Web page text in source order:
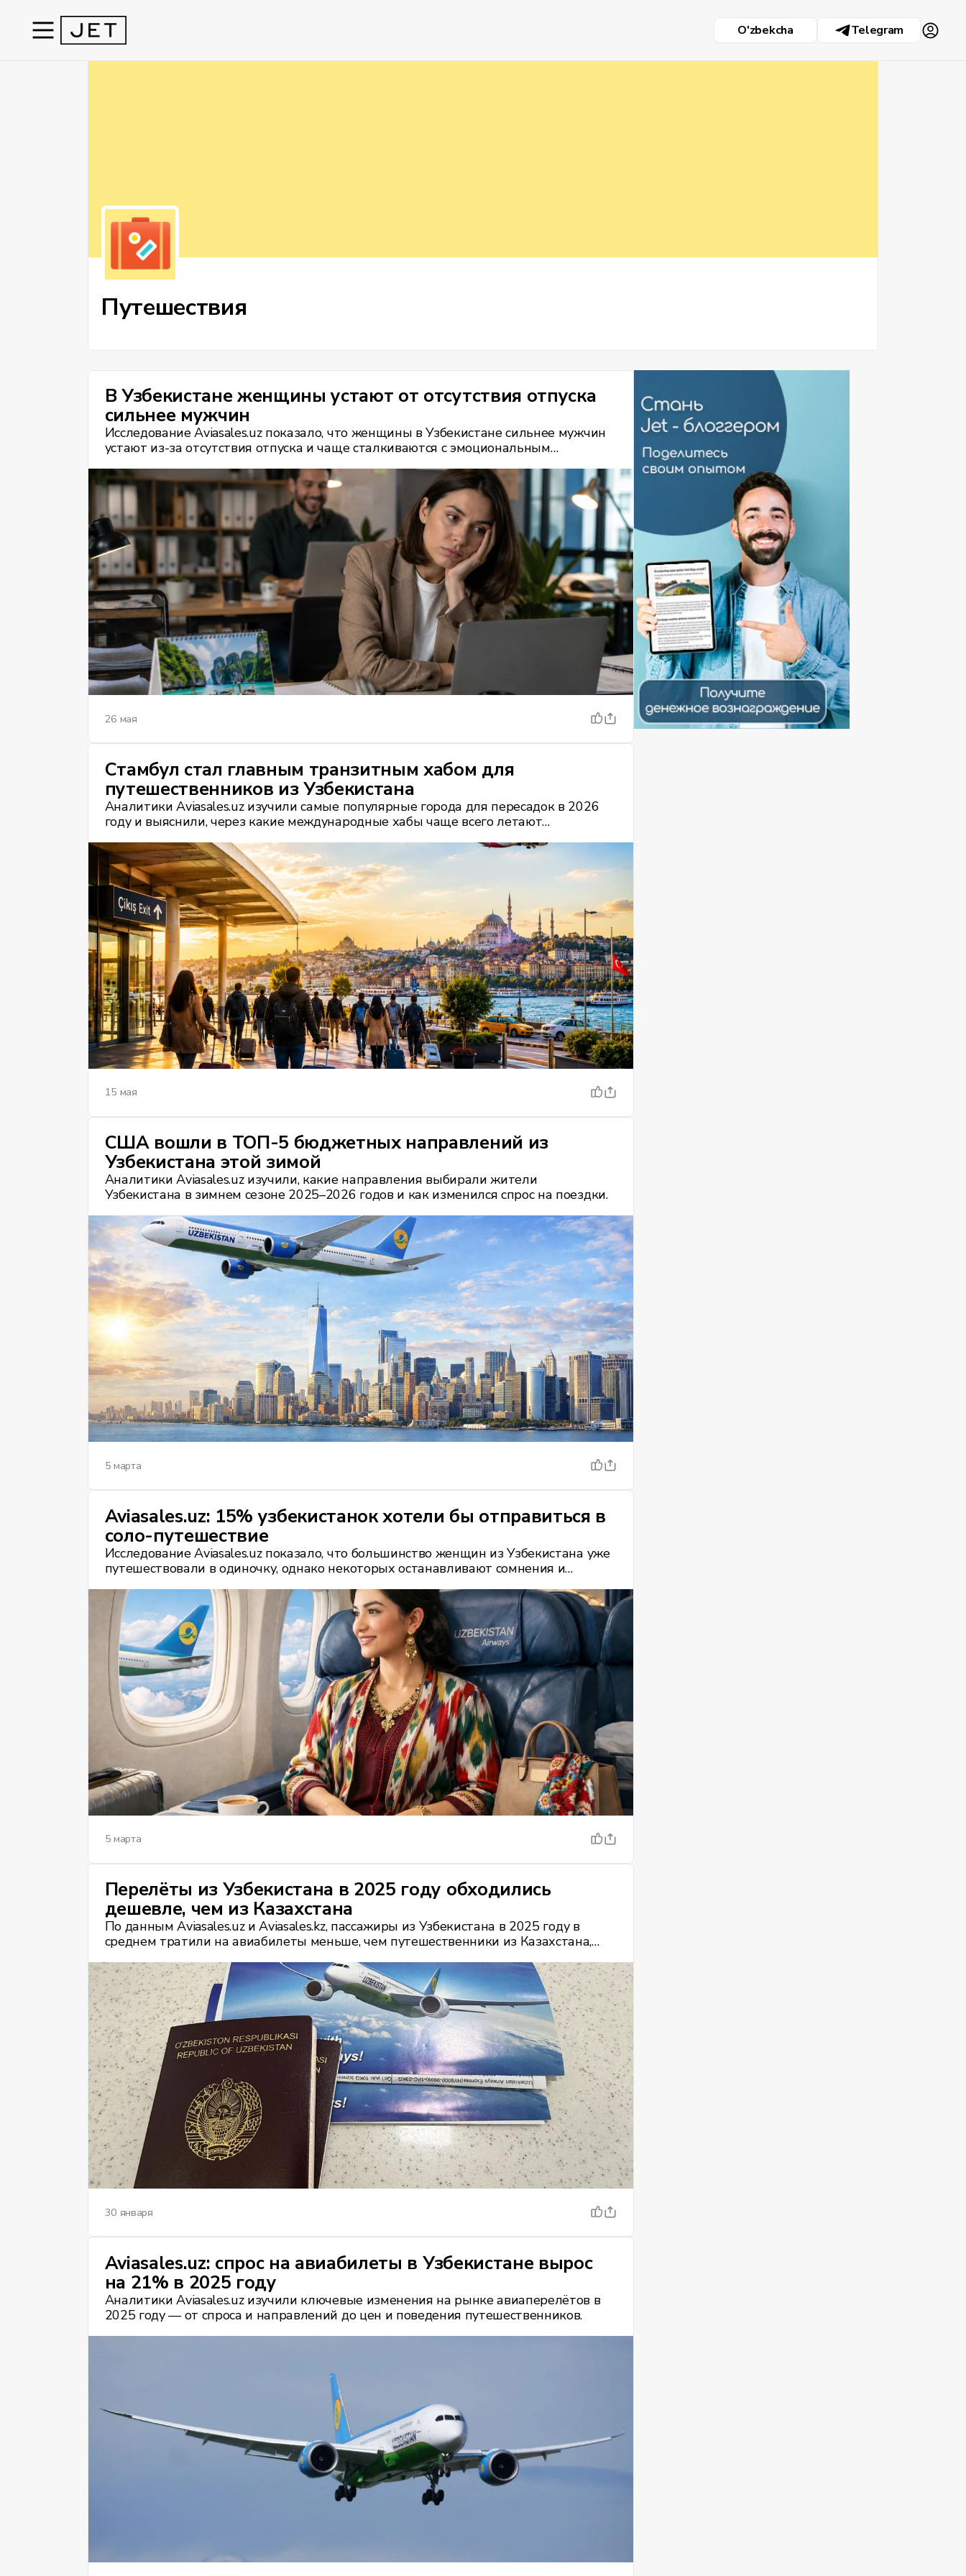
O'zbekcha Telegram
Путешествия
В Узбекистане женщины устают от отсутствия отпуска
сильнее мужчин
Исследование Aviasales.uz показало, что женщины в Узбекистане сильнее мужчин
устают из-за отсутствия отпуска и чаще сталкиваются с эмоциональным
относятся к отдыху и что мешает им уходить в отпуск.
26 мая
Стамбул стал главным транзитным хабом для
путешественников из Узбекистана
Аналитики Aviasales.uz изучили самые популярные города для пересадок в 2026
году и выяснили, через какие международные хабы чаще всего летают
15 мая
США вошли в ТОП-5 бюджетных направлений из
Узбекистана этой зимой
Аналитики Aviasales.uz изучили, какие направления выбирали жители
Узбекистана в зимнем сезоне 2025–2026 годов и как изменился спрос на поездки.
5 марта
Aviasales.uz: 15% узбекистанок хотели бы отправиться в
соло-путешествие
Исследование Aviasales.uz показало, что большинство женщин из Узбекистана уже
путешествовали в одиночку, однако некоторых останавливают сомнения и
5 марта
Перелёты из Узбекистана в 2025 году обходились
дешевле, чем из Казахстана
По данным Aviasales.uz и Aviasales.kz, пассажиры из Узбекистана в 2025 году в
среднем тратили на авиабилеты меньше, чем путешественники из Казахстана,
30 января
Aviasales.uz: спрос на авиабилеты в Узбекистане вырос
на 21% в 2025 году
Аналитики Aviasales.uz изучили ключевые изменения на рынке авиаперелётов в
2025 году — от спроса и направлений до цен и поведения путешественников.